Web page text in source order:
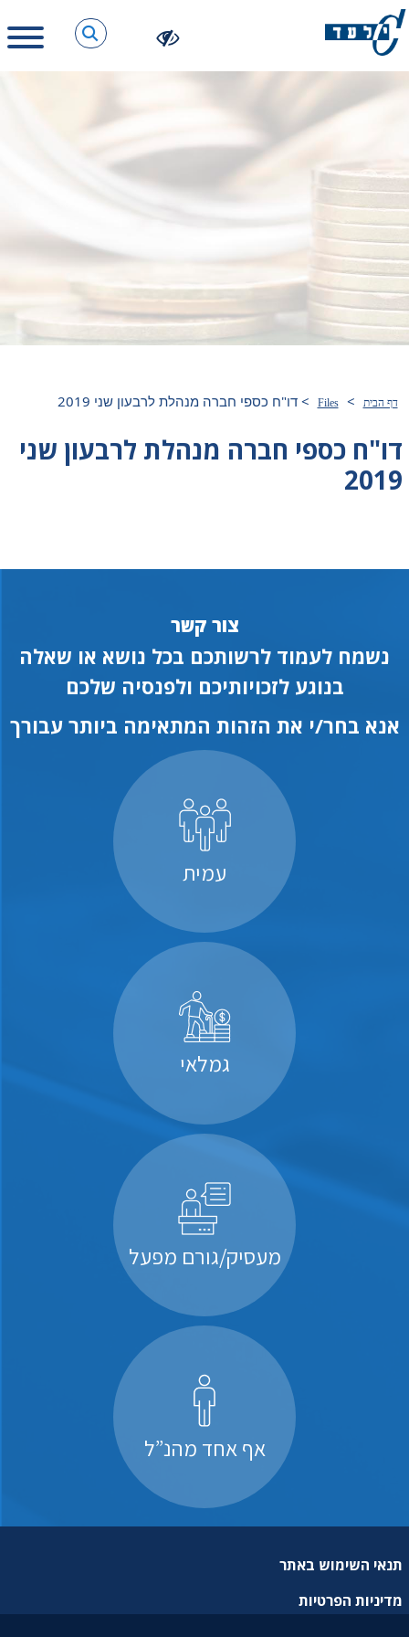
דף הבית >
Files
>דו"ח כספי חברה מנהלת לרבעון שני 2019
דו"ח כספי חברה מנהלת לרבעון שני
2019
צור קשר
נשמח לעמוד לרשותכם בכל נושא או שאלה
בנוגע לזכויותיכם ולפנסיה שלכם
אנא בחר/י את הזהות המתאימה ביותר עבורך
עמית
גמלאי
מעסיק/גורם מפעל
אף אחד מהנ”ל
תנאי השימוש באתר
מדיניות הפרטיות